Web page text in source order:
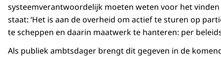
systeemverantwoordelijk moeten weten voor het
staat: ‘Het is aan de overheid om actief te sturen op
te scheppen en daarin maatwerk te hanteren: per
Als publiek ambtsdager brengt dit gegeven in de